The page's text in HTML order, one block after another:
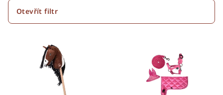
r
Otevřít filtr